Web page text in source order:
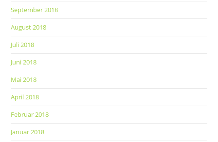
September 2018
August 2018
Juli 2018
Juni 2018
Mai 2018
April 2018
Februar 2018
Januar 2018